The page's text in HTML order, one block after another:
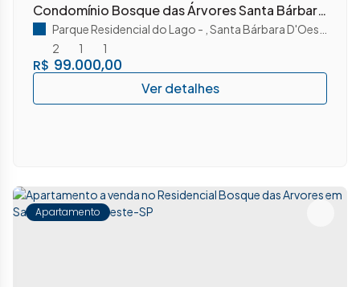
Condomínio Bosque das Árvores Santa Bárbara
do Oeste/ SP
R$ 99.000,00
Parque Residencial do Lago Santa Bárbara D'Oeste
2
1 1
Apartamento